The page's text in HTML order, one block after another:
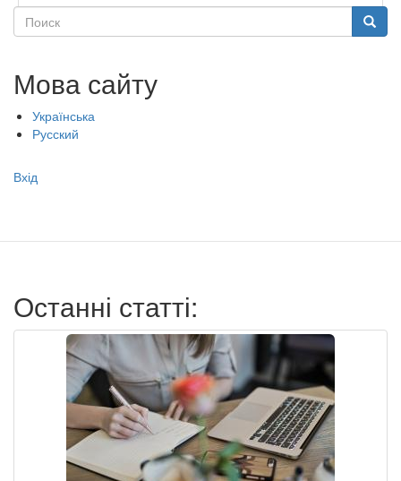
Поиск
Поиск
Мова сайту
Українська
Русский
Меню
записи
Вхід
Останні статті: